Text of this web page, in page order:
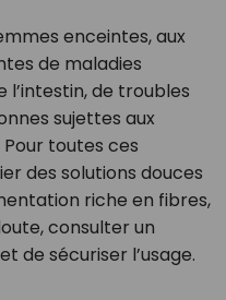
enceintes, aux
de maladies
de troubles
sujettes aux
toutes ces
des solutions douces
riche en fibres,
consulter un
de sécuriser l’usage.